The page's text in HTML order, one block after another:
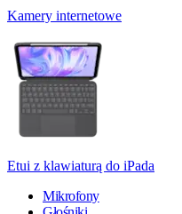
Kamery internetowe
Etui z klawiaturą do iPada
Mikrofony